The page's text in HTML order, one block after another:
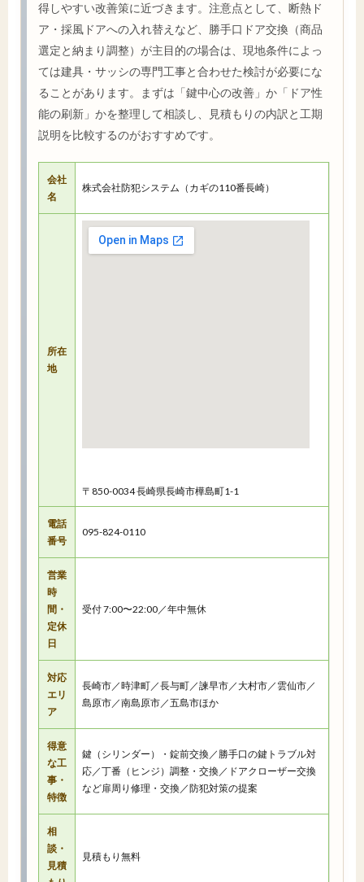
得しやすい改善策に近づきます。注意点として、断熱ド
ア・採風ドアへの入れ替えなど、勝手口ドア交換（商品
選定と納まり調整）が主目的の場合は、現地条件によっ
ては建具・サッシの専門工事と合わせた検討が必要にな
ることがあります。まずは「鍵中心の改善」か「ドア性
能の刷新」かを整理して相談し、見積もりの内訳と工期
説明を比較するのがおすすめです。
会社
名
株式会社防犯システム（カギの110番長崎）
所在
地
〒850-0034 長崎県長崎市樺島町1-1
電話
番号
095-824-0110
営業
時
間・
定休
日
受付 7:00〜22:00／年中無休
対応
エリ
ア
長崎市／時津町／長与町／諫早市／大村市／雲仙市／
島原市／南島原市／五島市ほか
得意
な工
事・
特徴
鍵（シリンダー）・錠前交換／勝手口の鍵トラブル対
応／丁番（ヒンジ）調整・交換／ドアクローザー交換
など扉周り修理・交換／防犯対策の提案
相
談・
見積
見積もり無料